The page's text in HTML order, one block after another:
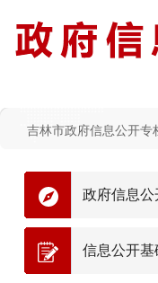
吉林市政府信息公开专
政府信息公
信息公开基